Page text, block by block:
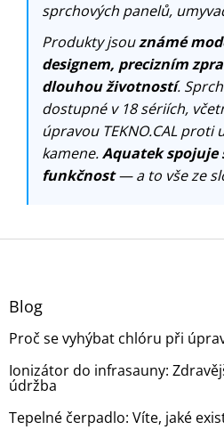
sprchových panelů,
Produkty jsouznámé
designem, precizním
dlouhou životností.
dostupné v 18 sériích,
úpravou TEKNO.CAL proti
kamene.Aquatek spojuje
funkčnost— a to vše ze
Z
Blog
Proč se vyhýbat chlóru při
Ionizátor do infrasauny:
údržba
Tepelné čerpadlo: Víte, jaké